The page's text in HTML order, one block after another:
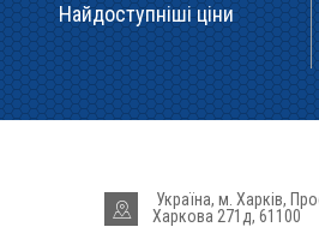
Найдоступніші ціни
Україна, м. Харків,
Харкова 271д, 61100